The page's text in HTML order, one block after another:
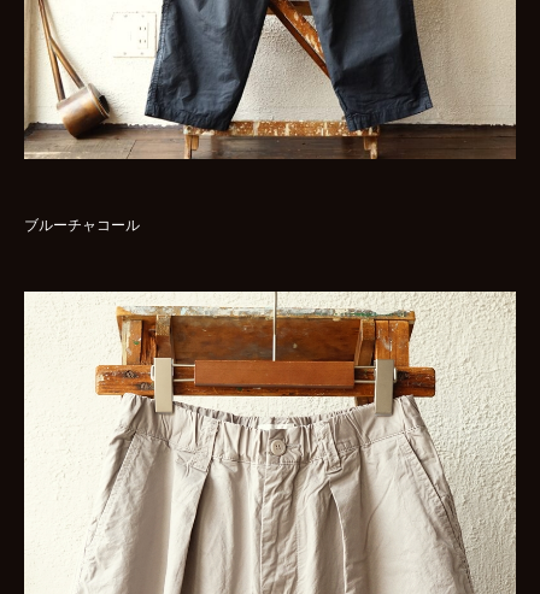
ブルーチャコール